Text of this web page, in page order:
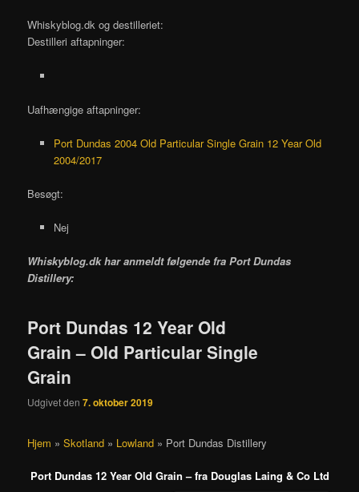
Whiskyblog.dk og destilleriet:
Destilleri aftapninger:
Uafhængige aftapninger:
Port Dundas 2004 Old Particular Single Grain 12 Year Old
2004/2017
Besøgt:
Nej
Whiskyblog.dk har anmeldt følgende fraPort Dundas
Distillery:
Port Dundas 12 Year Old
Grain – Old Particular Single
Grain
Udgivet den7. oktober 2019
Hjem »Skotland » Lowland » Port Dundas Distillery
Port Dundas 12 Year Old Grain – fra Douglas Laing & Co Ltd